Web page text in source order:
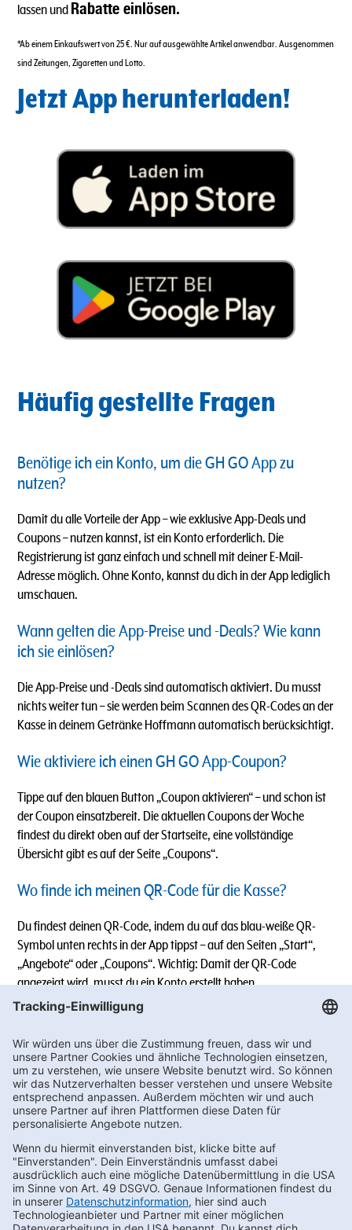
lassen und Rabatte einlösen.
*Ab einem Einkaufswert von 25 €. Nur auf ausgewählte Artikel anwendbar. Ausgenommen
sind Zeitungen, Zigaretten und Lotto.
Jetzt App herunterladen!
Häufig gestellte Fragen
Benötige ich ein Konto, um die GH GO App zu
nutzen?
Damit du alle Vorteile der App – wie exklusive App-Deals und
Coupons – nutzen kannst, ist ein Konto erforderlich. Die
Registrierung ist ganz einfach und schnell mit deiner E-Mail-
Adresse möglich. Ohne Konto, kannst du dich in der App lediglich
umschauen.
Wann gelten die App-Preise und -Deals? Wie kann
ich sie einlösen?
Die App-Preise und -Deals sind automatisch aktiviert. Du musst
nichts weiter tun – sie werden beim Scannen des QR-Codes an der
Kasse in deinem Getränke Hoffmann automatisch berücksichtigt.
Wie aktiviere ich einen GH GO App-Coupon?
Tippe auf den blauen Button „Coupon aktivieren“ – und schon ist
der Coupon einsatzbereit. Die aktuellen Coupons der Woche
findest du direkt oben auf der Startseite, eine vollständige
Übersicht gibt es auf der Seite „Coupons“.
Wo finde ich meinen QR-Code für die Kasse?
Du findest deinen QR-Code, indem du auf das blau-weiße QR-
Symbol unten rechts in der App tippst – auf den Seiten „Start“,
„Angebote“ oder „Coupons“. Wichtig: Damit der QR-Code
angezeigt wird, musst du ein Konto erstellt haben.
Weitere Informationen:
Bei Fragen oder Feedback wende dich gerne an:gh-
go@getraenke-hoffmann.de
Informationen zu den Nutzungsbedingungen und zur
Datenschutzerklärung(bitte klicken).
Newsletter bestellen